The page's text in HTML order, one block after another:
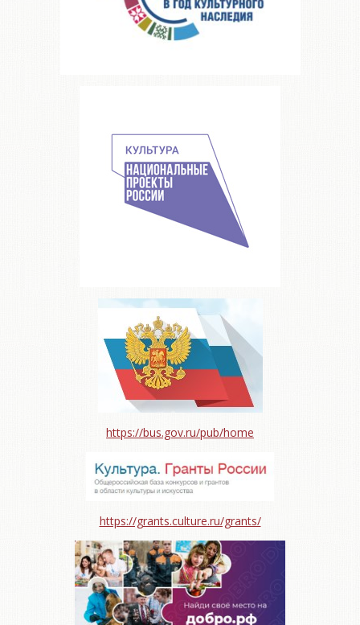
https://bus.gov.ru/pub/home
https://grants.culture.ru/grants/